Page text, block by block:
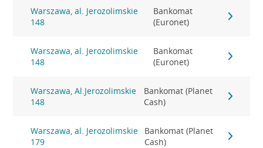
Warszawa, al. Jerozolimskie
148
Bankomat
(Euronet)
Warszawa, al. Jerozolimskie
148
Bankomat
(Euronet)
Warszawa, Al.Jerozolimskie
148
Bankomat (Planet
Cash)
Warszawa, al. Jerozolimskie
179
Bankomat (Planet
Cash)